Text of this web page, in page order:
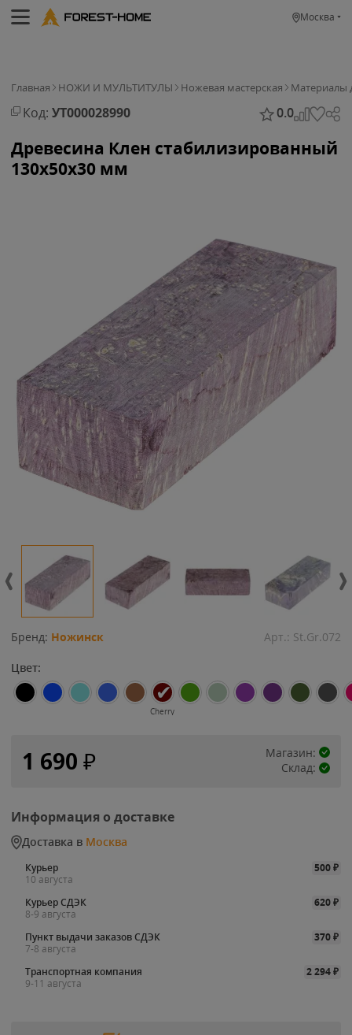
Москва
Главная НОЖИ И МУЛЬТИТУЛЫ Ножевая мастерская Материалы
Код: УТ000028990 0.0
Древесина Клен стабилизированный
130x50x30 мм
Бренд: Ножинск Арт.: St.Gr.072
Цвет:
Cherry
1 690 ₽
Магазин:
Склад:
Информация о доставке
Доставка в Москва
Курьер 500₽
10 августа
Курьер СДЭК
620₽
8-9 августа
Пункт выдачи заказов СДЭК
370₽
7-8 августа
Транспортная компания
2 294₽
9-11 августа